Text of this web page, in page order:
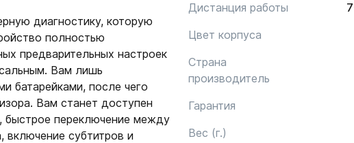
диагностику, которую
полностью
предварительных настроек
Вам лишь
батарейками, после чего
Вам станет доступен
переключение между
включение субтитров и
Дистанция работы
Цвет корпуса
Страна
производитель
Гарантия
Вес (г.)